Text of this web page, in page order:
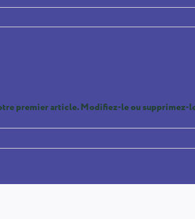
premier article. Modifiez-le ou supprimez-